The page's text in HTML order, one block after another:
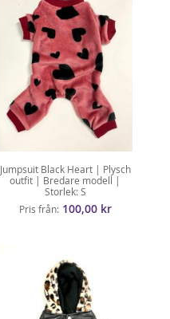
Jumpsuit Black Heart | Plysch
outfit | Bredare modell |
Storlek: S
Pris från 100,00 kr